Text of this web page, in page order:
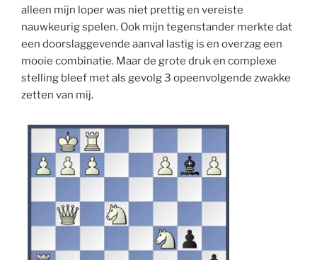
alleen mijn loper was niet prettig en vereiste
nauwkeurig spelen. Ook mijn tegenstander merkte dat
een doorslaggevende aanval lastig is en overzag een
mooie combinatie. Maar de grote druk en complexe
stelling bleef met als gevolg 3 opeenvolgende zwakke
zetten van mij.